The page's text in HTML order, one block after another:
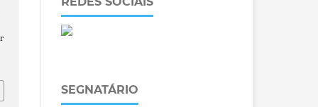
SEGNATÁRIO